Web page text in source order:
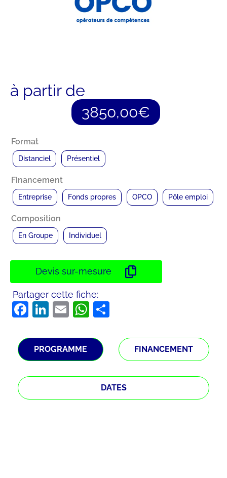
à partir de
3850,00€
Format
Distanciel Présentiel
Financement
Entreprise Fonds propres OPCO Pôle emploi
Composition
En Groupe Individuel
Devis sur-mesure
Partager cette fiche:
Facebook
LinkedIn
EmailWhatsApp
PROGRAMME FINANCEMENT
DATES